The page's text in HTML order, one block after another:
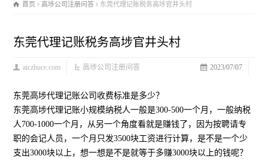
首页 高埗公司注册问答 东莞代理记账税务高埗官井头村
东莞代理记账税务高埗官井头村
2023/07/07
aiczhuce.com 高埗公司注册问答
东莞高埗代理记账公司收费标准是多少？
东莞高埗代理记账小规模纳税人一般是300-500一个月，一般纳税
人700-1000一个月，从另一个角度看就是赚钱了，因为按聘请专
职的会记人员，一个月只发3500块工资进行计算，是不是一个少
支出3000块以上，想一想是不是就等于多赚3000块以上的钱呢？